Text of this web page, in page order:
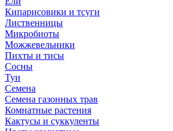
Кипарисовики и тсуги
Лиственницы
Микробиоты
Можжевельники
Пихты и тисы
Сосны
Туи
Семена
Семена газонных трав
Комнатные растения
Кактусы и суккуленты